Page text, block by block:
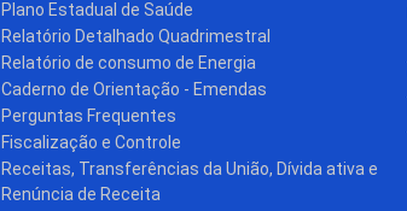
Plano Estadual de Saúde
Relatório Detalhado Quadrimestral
Relatório de consumo de Energia
Caderno de Orientação - Emendas
Perguntas Frequentes
Fiscalização e Controle
Receitas, Transferências da União, Dívida ativa e
Renúncia de Receita